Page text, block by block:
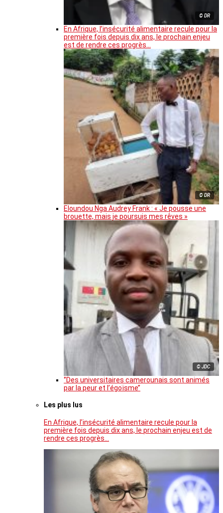
© DR
En Afrique, l’insécurité alimentaire recule pour la
première fois depuis dix ans, le prochain enjeu
est de rendre ces progrès…
© DR
Eloundou Nga Audrey Frank : « Je pousse une
brouette, mais je poursuis mes rêves »
© JDC
‘’Des universitaires camerounais sont animés
par la peur et l’égoïsme’’
Les plus lus
En Afrique, l’insécurité alimentaire recule pour la
première fois depuis dix ans, le prochain enjeu est de
rendre ces progrès…